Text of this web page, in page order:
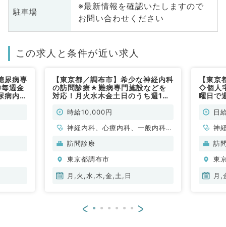
駐車場
※最新情報を確認いたしますので
お問い合わせください
この求人と条件が近い求人
尿病専
週金
病内科
【東京都／調布市】希少な神経内科
の訪問診療★難病専門施設などを
対応！月火水木金土日のうち週1日
験の先生歓迎！訪問診療のお仕事で
時給10,000円
神経内科、心療内科、一般内科、
循環器内科、呼吸器内科、消化器
科、老年内科、膠原病科
訪問診療
東京都調布市
月,火,水,木,金,土,日
【東
◇個人
曜日で
日
神
科
訪
東
月,
< >